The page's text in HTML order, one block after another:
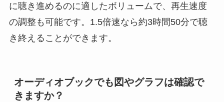
に聴き進めるのに適したボリュームで、再生速度
の調整も可能です。1.5倍速なら約3時間50分で聴
き終えることができます。
オーディオブックでも図やグラフは確認で
きますか？